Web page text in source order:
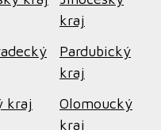
kraj
Pardubický
kraj
kraj
Olomoucký
kraj